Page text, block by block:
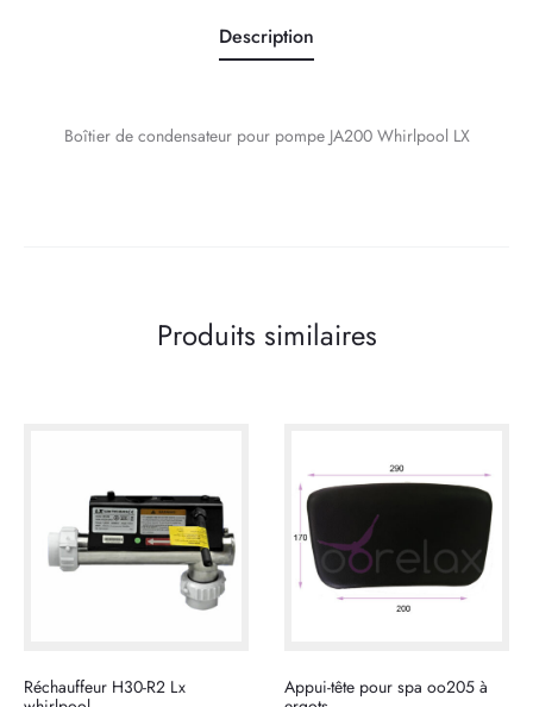
Description
Boîtier de condensateur pour pompe JA200 Whirlpool LX
Produits similaires
Réchauffeur H30-R2 Lx
Appui-tête pour spa oo205 à